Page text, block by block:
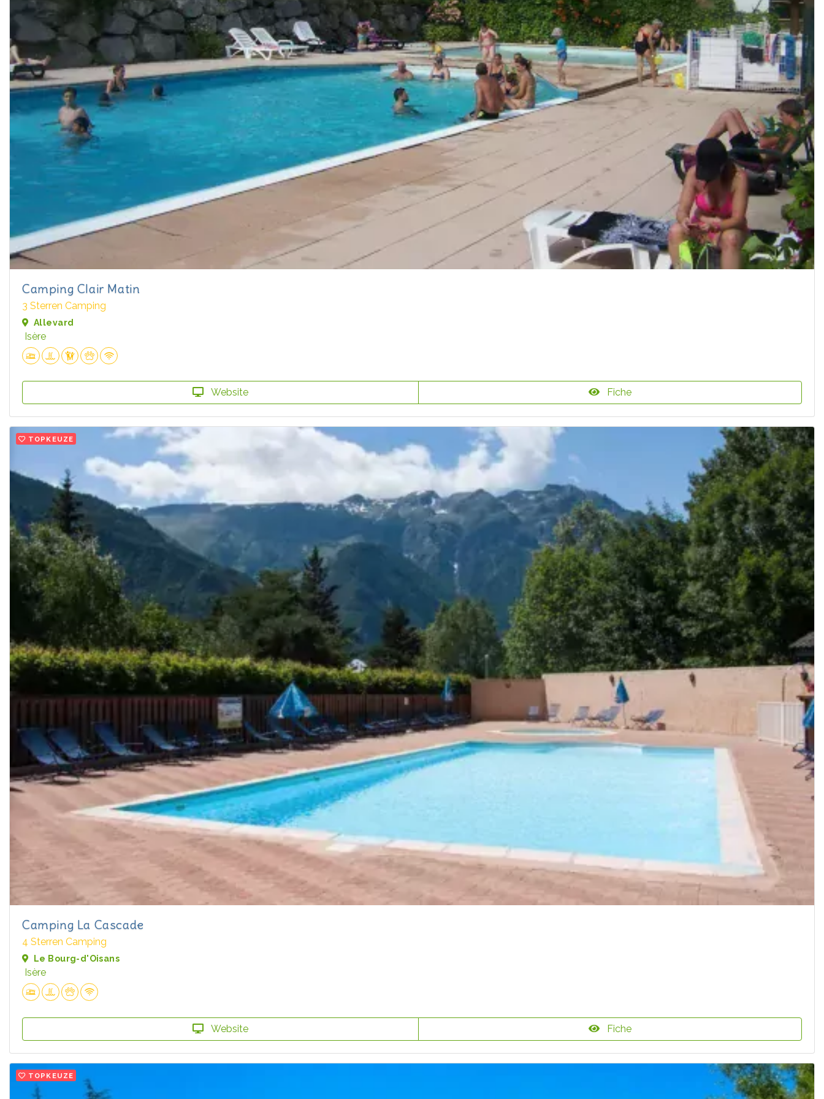
Camping Clair Matin
3 Sterren Camping
Allevard
Isère
Website Fiche
TOPKEUZE
Camping La Cascade
4 Sterren Camping
Le Bourg-d'Oisans
Isère
Website Fiche
TOPKEUZE